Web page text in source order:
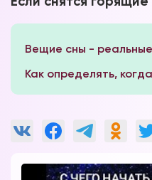
Вещие сны -
Как определять,